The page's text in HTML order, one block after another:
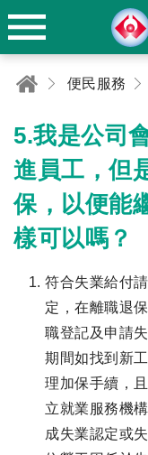
便民服務
5.我是公司
進員工，但
保，以便能
樣可以嗎？
符合失業給付
定，在離職退
職登記及申請
期間如找到新
理加保手續，
立就業服務機
成失業認定或